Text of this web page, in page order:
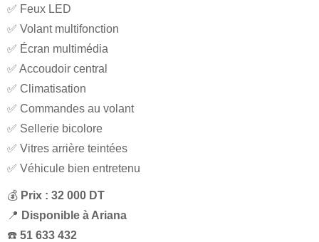
✅ Feux LED
✅ Volant multifonction
✅ Écran multimédia
✅ Accoudoir central
✅ Climatisation
✅ Commandes au volant
✅ Sellerie bicolore
✅ Vitres arrière teintées
✅ Véhicule bien entretenu
💰 Prix : 32 000 DT
📍 Disponible à Ariana
☎️ 51 633 432